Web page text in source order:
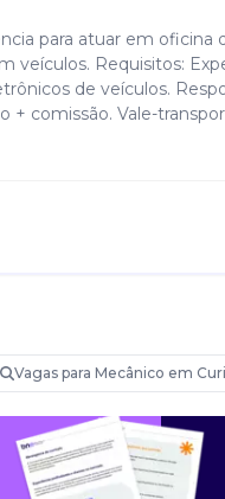
para atuar em oficina
veículos. Requisitos:
de veículos.
+ comissão. Vale-
Vagas para Mecânico em